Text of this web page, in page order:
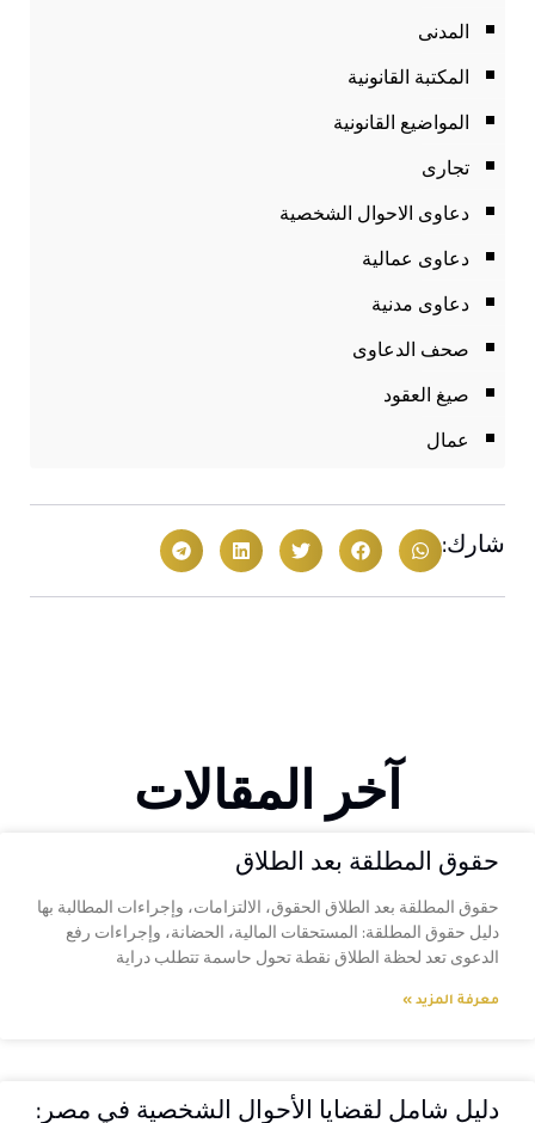
المدنى
المكتبة القانونية
المواضيع القانونية
تجارى
دعاوى الاحوال الشخصية
دعاوى عمالية
دعاوى مدنية
صحف الدعاوى
صيغ العقود
عمال
شارك:
آخر المقالات
حقوق المطلقة بعد الطلاق
حقوق المطلقة بعد الطلاق الحقوق، الالتزامات، وإجراءات المطالبة بها
دليل حقوق المطلقة: المستحقات المالية، الحضانة، وإجراءات رفع
الدعوى تعد لحظة الطلاق نقطة تحول حاسمة تتطلب دراية
معرفة المزيد »
دليل شامل لقضايا الأحوال الشخصية في مصر: